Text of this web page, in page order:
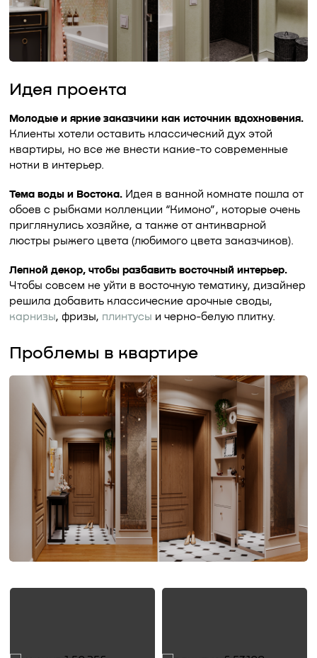
Идея проекта
Молодые и яркие заказчики как источник вдохновения.
Клиенты хотели оставить классический дух этой
квартиры, но все же внести какие-то современные
нотки в интерьер.
Тема воды и Востока. Идея в ванной комнате пошла от
обоев с рыбками коллекции “Кимоно”, которые очень
приглянулись хозяйке, а также от антикварной
люстры рыжего цвета (любимого цвета заказчиков).
Лепной декор, чтобы разбавить восточный интерьер.
Чтобы совсем не уйти в восточную тематику, дизайнер
решила добавить классические арочные своды,
карнизы, фризы, плинтусы и черно-белую плитку.
Проблемы в квартире